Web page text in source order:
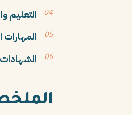
التعليم
المهارات
الملخص